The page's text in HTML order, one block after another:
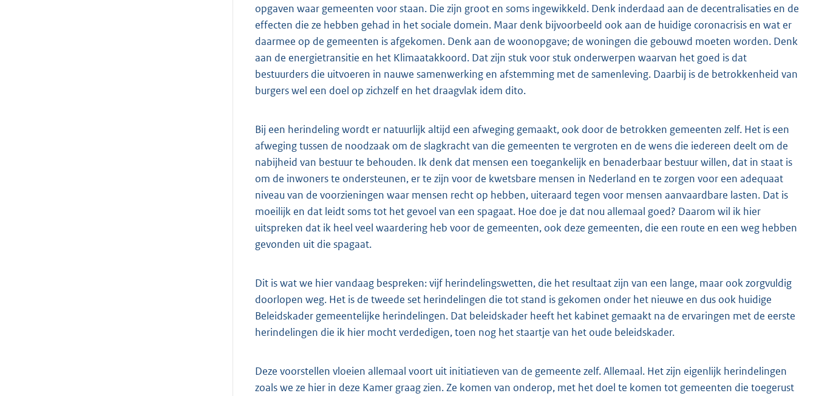
opgaven waar gemeenten voor staan. Die zijn groot en soms ingewikkeld. Denk inderdaad aan de decentralisaties en de
effecten die ze hebben gehad in het sociale domein. Maar denk bijvoorbeeld ook aan de huidige coronacrisis en wat er
daarmee op de gemeenten is afgekomen. Denk aan de woonopgave; de woningen die gebouwd moeten worden. Denk
aan de energietransitie en het Klimaatakkoord. Dat zijn stuk voor stuk onderwerpen waarvan het goed is dat
bestuurders die uitvoeren in nauwe samenwerking en afstemming met de samenleving. Daarbij is de betrokkenheid van
burgers wel een doel op zichzelf en het draagvlak idem dito.
Bij een herindeling wordt er natuurlijk altijd een afweging gemaakt, ook door de betrokken gemeenten zelf. Het is een
afweging tussen de noodzaak om de slagkracht van die gemeenten te vergroten en de wens die iedereen deelt om de
nabijheid van bestuur te behouden. Ik denk dat mensen een toegankelijk en benaderbaar bestuur willen, dat in staat is
om de inwoners te ondersteunen, er te zijn voor de kwetsbare mensen in Nederland en te zorgen voor een adequaat
niveau van de voorzieningen waar mensen recht op hebben, uiteraard tegen voor mensen aanvaardbare lasten. Dat is
moeilijk en dat leidt soms tot het gevoel van een spagaat. Hoe doe je dat nou allemaal goed? Daarom wil ik hier
uitspreken dat ik heel veel waardering heb voor de gemeenten, ook deze gemeenten, die een route en een weg hebben
gevonden uit die spagaat.
Dit is wat we hier vandaag bespreken: vijf herindelingswetten, die het resultaat zijn van een lange, maar ook zorgvuldig
doorlopen weg. Het is de tweede set herindelingen die tot stand is gekomen onder het nieuwe en dus ook huidige
Beleidskader gemeentelijke herindelingen. Dat beleidskader heeft het kabinet gemaakt na de ervaringen met de eerste
herindelingen die ik hier mocht verdedigen, toen nog het staartje van het oude beleidskader.
Deze voorstellen vloeien allemaal voort uit initiatieven van de gemeente zelf. Allemaal. Het zijn eigenlijk herindelingen
zoals we ze hier in deze Kamer graag zien. Ze komen van onderop, met het doel te komen tot gemeenten die toegerust